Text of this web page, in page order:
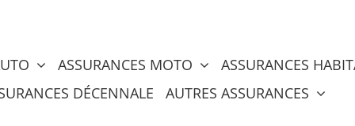
ASSURANCES MOTO
ASSURANCES
DÉCENNALE
AUTRES ASSURANCES